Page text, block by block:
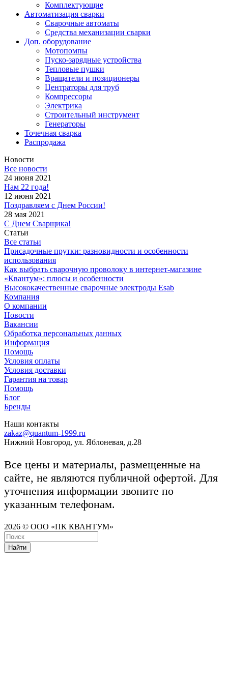
Комплектующие
Автоматизация сварки
Сварочные автоматы
Средства механизации сварки
Доп. оборудование
Мотопомпы
Пуско-зарядные устройства
Тепловые пушки
Вращатели и позиционеры
Центраторы для труб
Компрессоры
Электрика
Строительный инструмент
Генераторы
Точечная сварка
Распродажа
Новости
Все новости
24 июня 2021
Нам 22 года!
12 июня 2021
Поздравляем с Днем России!
28 мая 2021
С Днем Сварщика!
Статьи
Все статьи
Присадочные прутки: разновидности и особенности
использования
Как выбрать сварочную проволоку в интернет-магазине
«Квантум»: плюсы и особенности
Высококачественные сварочные электроды Esab
Компания
О компании
Новости
Вакансии
Обработка персональных данных
Информация
Помощь
Условия оплаты
Условия доставки
Гарантия на товар
Помощь
Блог
Бренды
Наши контакты
zakaz@quantum-1999.ru
Нижний Новгород, ул. Яблоневая, д.28
Все цены и материалы, размещенные на
сайте, не являются публичной офертой. Для
уточнения информации звоните по
указанным телефонам.
2026 © ООО «ПК КВАНТУМ»
Найти